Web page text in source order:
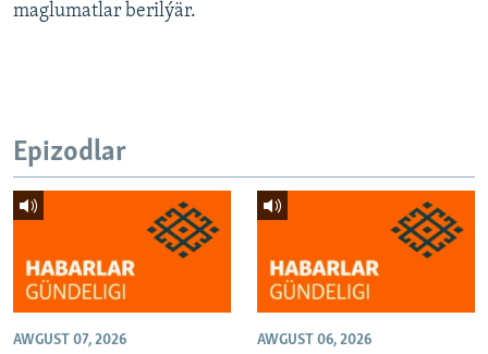
maglumatlar berilýär.
Epizodlar
AWGUST 07, 2026 AWGUST 06, 2026